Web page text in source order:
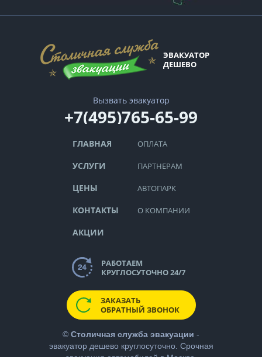
ЭВАКУАТОР
ДЕШЕВО
Вызвать эвакуатор
+7(495)765-65-99
ГЛАВНАЯ
УСЛУГИ
ЦЕНЫ
КОНТАКТЫ
АКЦИИ
ОПЛАТА
ПАРТНЕРАМ
АВТОПАРК
О КОМПАНИИ
РАБОТАЕМ
КРУГЛОСУТОЧНО 24/7
ЗАКАЗАТЬ
ОБРАТНЫЙ ЗВОНОК
© Столичная служба эвакуации -
эвакуатор дешевокруглосуточно. Срочная